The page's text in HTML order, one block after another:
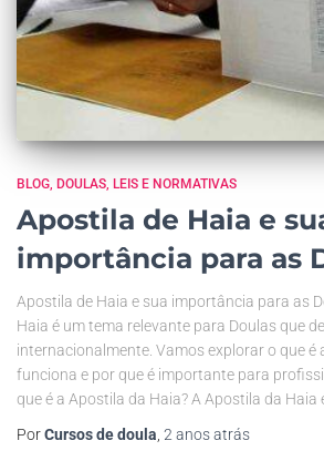
BLOG DOULAS LEIS E NORMATIVAS
Apostila de Haia e
importância para as
Apostila de Haia e sua importância para as
Haia é um tema relevante para Doulas que
internacionalmente. Vamos explorar o que é
funciona e por que é importante para
que é a Apostila da Haia? A Apostila da Haia
PorCursos de doula, 2 anosatrás